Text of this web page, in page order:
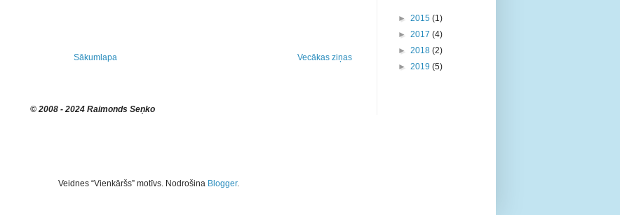
Vecākas ziņas
Sākumlapa
© 2008 - 2024 Raimonds Seņko
► 2015 (1)
► 2017 (4)
► 2018 (2)
► 2019 (5)
Veidnes “Vienkāršs” motīvs. Nodrošina Blogger.